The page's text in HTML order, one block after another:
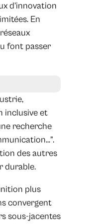
d’innovation
En
font passer
inclusive et
recherche
des autres
durable.
plus
convergent
sous-jacentes